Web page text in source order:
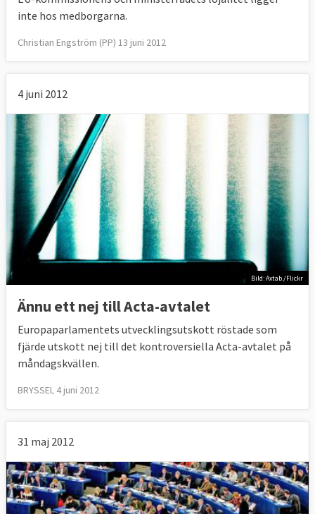
inte hos medborgarna.
Christian Engström (PP) 13 juni 2012
4 juni 2012
Bild: Axtab./Flickr
Ännu ett nej till Acta-avtalet
Europaparlamentets utvecklingsutskott röstade som
fjärde utskott nej till det kontroversiella Acta-avtalet på
måndagskvällen.
BRYSSEL 4 juni 2012
31 maj 2012